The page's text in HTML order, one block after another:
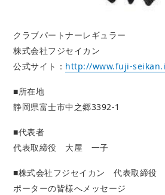
クラブパートナーレギュラー
株式会社フジセイカン
公式サイト： http://www.fuji-
■所在地
静岡県富士市中之郷3392-1
■代表者
代表取締役 大屋 一子
■株式会社フジセイカン 代表取締
ポーターの皆様へメッセージ